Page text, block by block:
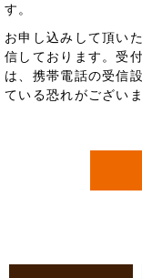
す。
お申し込みして頂い
信しております。受
は、携帯電話の受信
ている恐れがござい